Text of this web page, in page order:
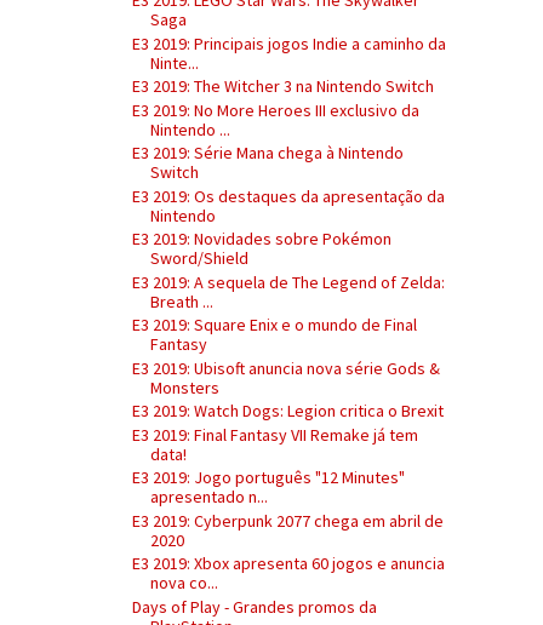
Saga
E3 2019: Principais jogos Indie a caminho da
Ninte...
E3 2019: The Witcher 3 na Nintendo Switch
E3 2019: No More Heroes III exclusivo da
Nintendo ...
E3 2019: Série Mana chega à Nintendo
Switch
E3 2019: Os destaques da apresentação da
Nintendo
E3 2019: Novidades sobre Pokémon
Sword/Shield
E3 2019: A sequela de The Legend of Zelda:
Breath ...
E3 2019: Square Enix e o mundo de Final
Fantasy
E3 2019: Ubisoft anuncia nova série Gods &
Monsters
E3 2019: Watch Dogs: Legion critica o Brexit
E3 2019: Final Fantasy VII Remake já tem
data!
E3 2019: Jogo português "12 Minutes"
apresentado n...
E3 2019: Cyberpunk 2077 chega em abril de
2020
E3 2019: Xbox apresenta 60 jogos e anuncia
nova co...
Days of Play - Grandes promos da